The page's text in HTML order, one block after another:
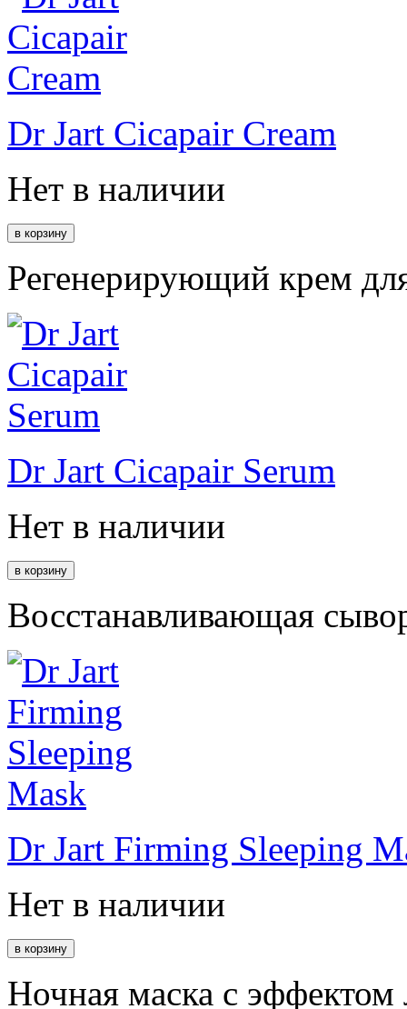
Dr Jart Cicapair Cream
Нет в наличии
Регенерирующий крем
Dr Jart Cicapair Serum
Нет в наличии
Восстанавливающая
Dr Jart Firming Sleeping
Нет в наличии
Ночная маска с